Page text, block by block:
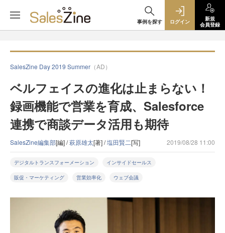
事例を探す ログイン
新規
会員登録
SalesZine Day 2019 Summer （AD）
ベルフェイスの進化は止まらない！
録画機能で営業を育成、Salesforce
連携で商談データ活用も期待
SalesZine編集部[編] /萩原雄太[著] /塩田賢二[写] 2019/08/28 11:00
デジタルトランスフォーメーション インサイドセールス
販促・マーケティング 営業効率化 ウェブ会議